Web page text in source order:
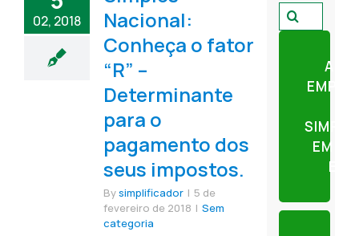
02, 2018
Nacional:
Conheça o fator
“R” –
Determinante
para o
pagamento dos
seus impostos.
Bysimplificador | 5 de
fevereiro de 2018 | Sem
categoria
Pesquisar
por:
EM